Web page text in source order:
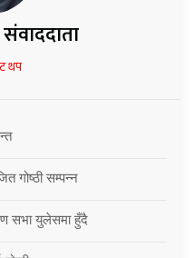
थप
गोष्ठी सम्पन्न
सभा युलेसमा हुँदै